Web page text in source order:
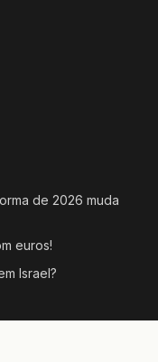
de 2026 muda
euros!
Israel?